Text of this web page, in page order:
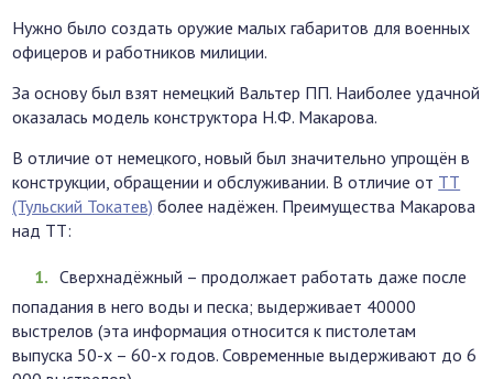
Нужно было создать оружие малых габаритов для военных
офицеров и работников милиции.
За основу был взят немецкий Вальтер ПП. Наиболее удачной
оказалась модель конструктора Н.Ф. Макарова.
В отличие от немецкого, новый был значительно упрощён в
конструкции, обращении и обслуживании. В отличие от ТТ
(Тульский Токатев) более надёжен. Преимущества Макарова
над ТТ:
Сверхнадёжный – продолжает работать даже после
попадания в него воды и песка; выдерживает 40000
выстрелов (эта информация относится к пистолетам
выпуска 50-х – 60-х годов. Современные выдерживают до 6